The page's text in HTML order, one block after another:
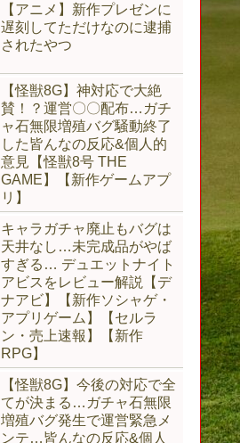
【アニメ】新作プレゼンに
遅刻してただけなのに逮捕
されたやつ
【怪獣8G】神対応で大絶
賛！？運営〇〇配布…ガチ
ャ石無限増殖バグ騒動終了
した皆んなの反応&個人的
意見【怪獣8号 THE
GAME】【新作ゲームアプ
リ】
キャラガチャ廃止もバグは
天井なし…未完成品がやば
すぎる… デュエットナイト
アビスをレビュー解説【デ
ナアビ】【新作ソシャゲ・
アプリゲーム】【セルラ
ン・売上速報】【新作
RPG】
【怪獣8G】今後の対応で全
てが決まる…ガチャ石無限
増殖バグ発生で運営緊急メ
ンテ…皆んなの反応&個人